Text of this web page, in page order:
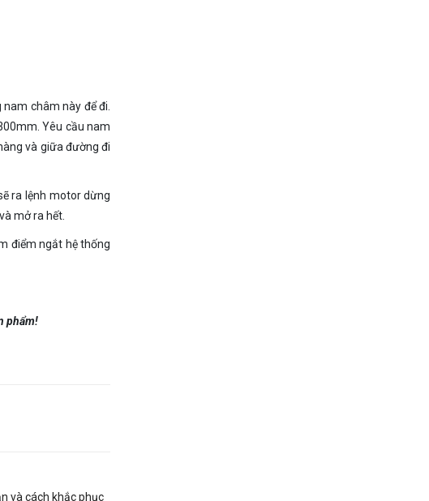
châm này để đi.
Yêu cầu nam
và giữa đường đi
ra lệnh motor dừng
mở ra hết.
điểm ngắt hệ thống
phẩm!
và cách khắc phục